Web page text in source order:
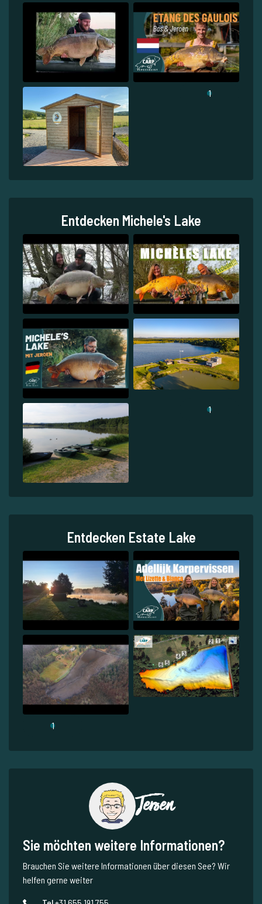
1
Entdecken Michele's Lake
1
Entdecken Estate Lake
1
Jeroen
Sie möchten weitere Informationen?
Brauchen Sie weitere Informationen über diesen See? Wir
helfen gerne weiter